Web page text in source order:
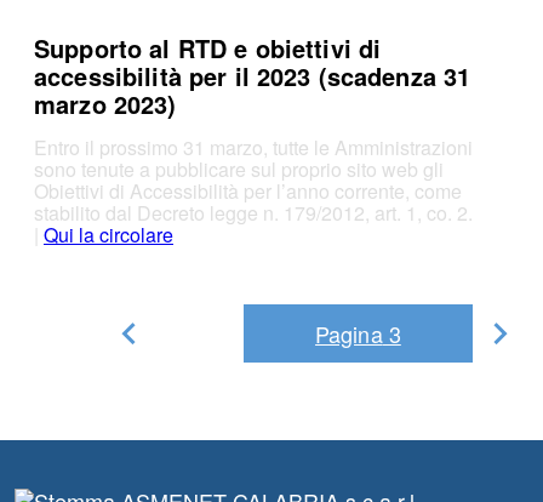
Supporto al RTD e obiettivi di
accessibilità per il 2023 (scadenza 31
marzo 2023)
Entro il prossimo 31 marzo, tutte le Amministrazioni
sono tenute a pubblicare sul proprio sito web gli
Obiettivi di Accessibilità per l’anno corrente, come
stabilito dal Decreto legge n. 179/2012, art. 1, co. 2.
Qui la circolare
Pagina3